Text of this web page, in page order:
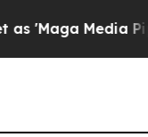
Media